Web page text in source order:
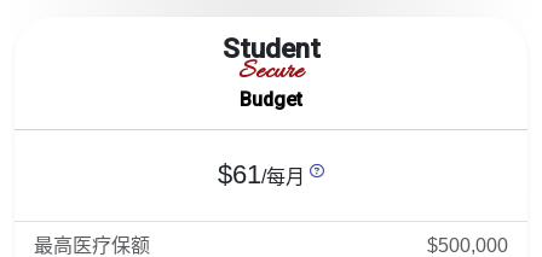
Student
Secure
Budget
$61/每月
最高医疗保额 $500,000